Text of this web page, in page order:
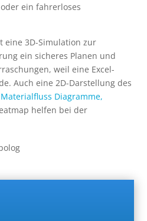
ein fahrerloses
eine 3D-Simulation zur
ein sicheres Planen und
weil eine Excel-
Auch eine 2D-Darstellung des
Materialfluss Diagramme,
helfen bei der